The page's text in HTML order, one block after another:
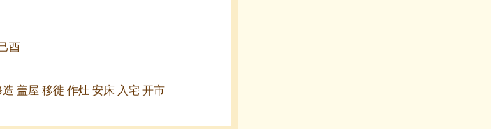
酉
盖屋 移徙 作灶 安床 入宅 开市